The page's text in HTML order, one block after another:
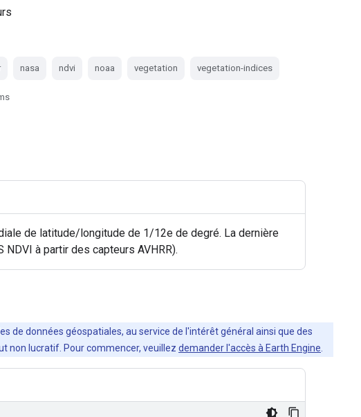
nasa ndvi noaa vegetation vegetation-indices
de latitude/longitude de 1/12e de degré. La dernière
à partir des capteurs AVHRR).
de données géospatiales, au service de l'intérêt général ainsi que des
non lucratif. Pour commencer, veuillez demander l'accès à Earth Engine